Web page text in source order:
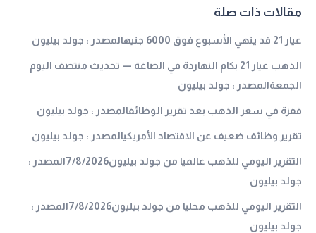
مقالات ذات صلة
عيار 21 قد ينهي الأسبوع فوق 6000 جنيهالمصدر : جولد بيليون
الذهب عيار 21 بكام النهاردة في الصاغة — تحديث منتصف اليوم
الجمعةالمصدر : جولد بيليون
قفزة في سعر الذهب بعد تقرير الوظائفالمصدر : جولد بيليون
تقرير وظائف ضعيف عن الاقتصاد الأمريكيالمصدر : جولد بيليون
التقرير اليومي للذهب عالميا من جولد بيليون7/8/2026المصدر :
جولد بيليون
التقرير اليومي للذهب محليا من جولد بيليون7/8/2026المصدر :
جولد بيليون